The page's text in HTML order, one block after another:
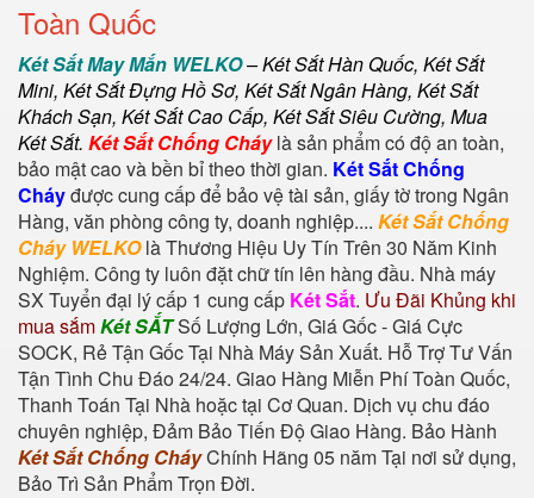
Toàn Quốc
Két Sắt May Mắn WELKO–Két Sắt Hàn Quốc, Két Sắt
Mini, Két Sắt Đựng Hồ Sơ, Két Sắt Ngân Hàng, Két Sắt
Khách Sạn, Két Sắt Cao Cấp, Két Sắt Siêu Cường, Mua
Két Sắt. Két Sắt Chống Cháylà sản phẩm có độ an toàn,
bảo mật cao và bền bỉ theo thời gian. Két Sắt Chống
Cháyđược cung cấp để bảo vệ tài sản, giấy tờ trong Ngân
Hàng, văn phòng công ty, doanh nghiệp.... Két Sắt Chống
Cháy WELKOlà Thương Hiệu Uy Tín Trên 30 Năm Kinh
Nghiệm. Công ty luôn đặt chữ tín lên hàng đầu. Nhà máy
SX Tuyển đại lý cấp 1 cung cấp Két Sắt. Ưu Đãi Khủng khi
mua sắmKét SẮTSố Lượng Lớn, Giá Gốc - Giá Cực
SOCK, Rẻ Tận Gốc Tại Nhà Máy Sản Xuất. Hỗ Trợ Tư Vấn
Tận Tình Chu Đáo 24/24. Giao Hàng Miễn Phí Toàn Quốc,
Thanh Toán Tại Nhà hoặc tại Cơ Quan. Dịch vụ chu đáo
chuyên nghiệp, Đảm Bảo Tiến Độ Giao Hàng. Bảo Hành
Két Sắt Chống CháyChính Hãng 05 năm Tại nơi sử dụng,
Bảo Trì Sản Phẩm Trọn Đời.